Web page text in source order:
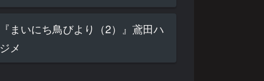
『まいにち鳥びより（2）』鳶田ハ
ジメ